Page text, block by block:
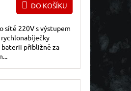
DO KOŠÍKU
sítě 220V s výstupem
rychlonabíječky
baterii přibližně za